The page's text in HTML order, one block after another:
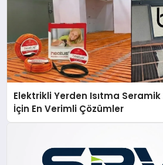
Elektrikli Yerden Isıtma
İçin En Verimli Çözümler